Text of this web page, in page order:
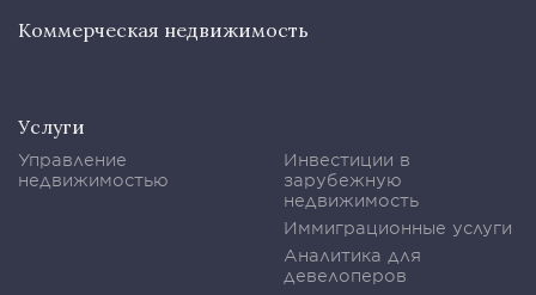
Коммерческая недвижимость
Услуги
Управление
недвижимостью
Инвестиции в
зарубежную
недвижимость
Иммиграционные услуги
Аналитика для
девелоперов